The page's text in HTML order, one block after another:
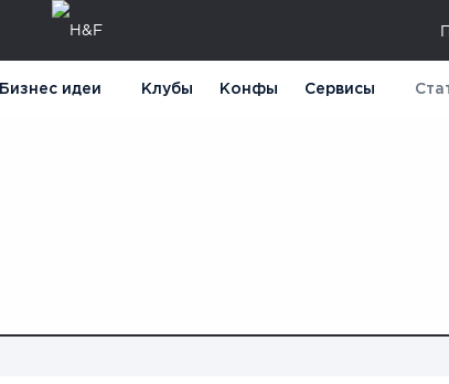
Бизнес идеи Клубы Конфы Сервисы